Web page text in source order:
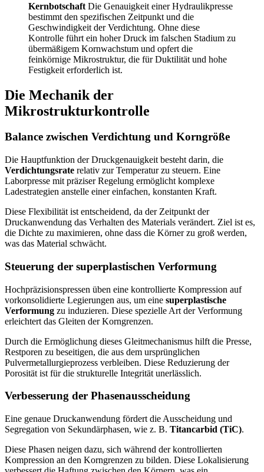
Kernbotschaft Die Genauigkeit einer Hydraulikpresse
bestimmt den spezifischen Zeitpunkt und die
Geschwindigkeit der Verdichtung. Ohne diese
Kontrolle führt ein hoher Druck im falschen Stadium zu
übermäßigem Kornwachstum und opfert die
feinkörnige Mikrostruktur, die für Duktilität und hohe
Festigkeit erforderlich ist.
Die Mechanik der
Mikrostrukturkontrolle
Balance zwischen Verdichtung und Korngröße
Die Hauptfunktion der Druckgenauigkeit besteht darin, die
Verdichtungsrate relativ zur Temperatur zu steuern. Eine
Laborpresse mit präziser Regelung ermöglicht komplexe
Ladestrategien anstelle einer einfachen, konstanten Kraft.
Diese Flexibilität ist entscheidend, da der Zeitpunkt der
Druckanwendung das Verhalten des Materials verändert. Ziel ist es,
die Dichte zu maximieren, ohne dass die Körner zu groß werden,
was das Material schwächt.
Steuerung der superplastischen Verformung
Hochpräzisionspressen üben eine kontrollierte Kompression auf
vorkonsolidierte Legierungen aus, um eine superplastische
Verformung zu induzieren. Diese spezielle Art der Verformung
erleichtert das Gleiten der Korngrenzen.
Durch die Ermöglichung dieses Gleitmechanismus hilft die Presse,
Restporen zu beseitigen, die aus dem ursprünglichen
Pulvermetallurgieprozess verbleiben. Diese Reduzierung der
Porosität ist für die strukturelle Integrität unerlässlich.
Verbesserung der Phasenausscheidung
Eine genaue Druckanwendung fördert die Ausscheidung und
Segregation von Sekundärphasen, wie z. B. Titancarbid (TiC).
Diese Phasen neigen dazu, sich während der kontrollierten
Kompression an den Korngrenzen zu bilden. Diese Lokalisierung